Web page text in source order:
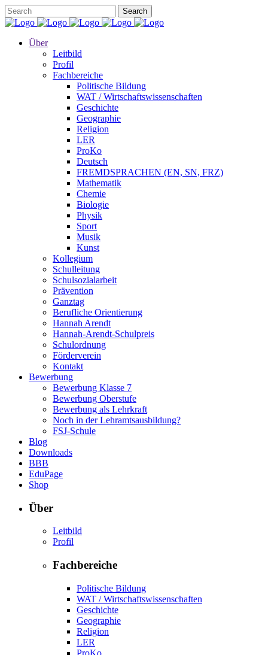
Über
Leitbild
Profil
Fachbereiche
Politische Bildung
WAT / Wirtschaftswissenschaften
Geschichte
Geographie
Religion
LER
ProKo
Deutsch
FREMDSPRACHEN (EN, SN, FRZ)
Mathematik
Chemie
Biologie
Physik
Sport
Musik
Kunst
Kollegium
Schulleitung
Schulsozialarbeit
Prävention
Ganztag
Berufliche Orientierung
Hannah Arendt
Hannah-Arendt-Schulpreis
Schulordnung
Förderverein
Kontakt
Bewerbung
Bewerbung Klasse 7
Bewerbung Oberstufe
Bewerbung als Lehrkraft
Noch in der Lehramtsausbildung?
FSJ-Schule
Blog
Downloads
BBB
EduPage
Shop
Über
Leitbild
Profil
Fachbereiche
Politische Bildung
WAT / Wirtschaftswissenschaften
Geschichte
Geographie
Religion
LER
ProKo